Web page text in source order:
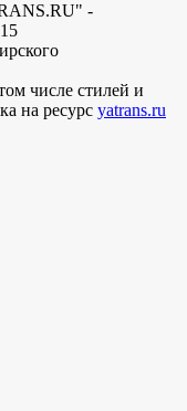
-
числе стилей и
на ресурс yatrans.ru